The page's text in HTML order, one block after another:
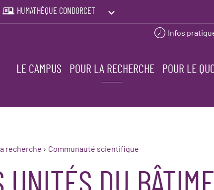
HUMATHÈQUE CONDORCET
PRINTEMPS DES HUMANITÉS
Infos
LE CAMPUS POUR LA RECHERCHE POUR LE
recherche Communauté scientifique